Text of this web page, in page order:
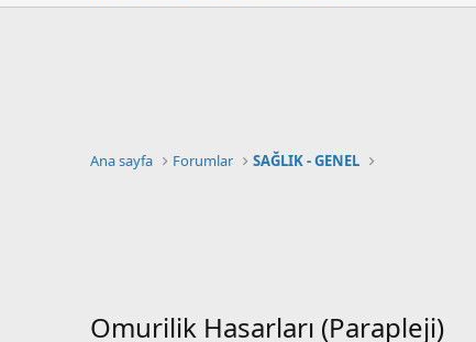
Ana sayfa Forumlar SAĞLIK - GENEL
Omurilik Hasarları (Parapleji)